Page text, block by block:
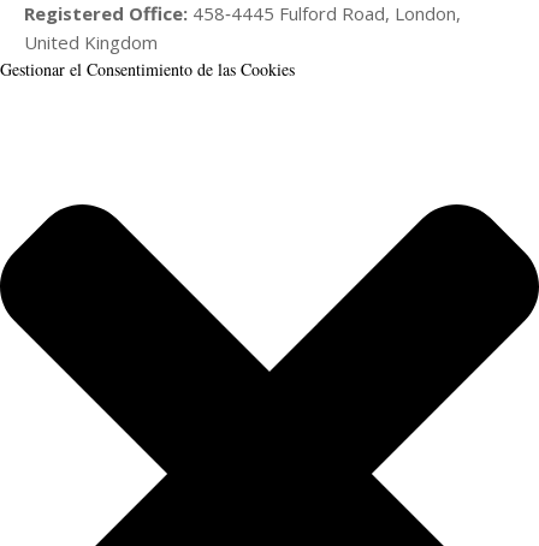
Registered Office: 458‑4445 Fulford Road, London,
United Kingdom
Gestionar el Consentimiento de las Cookies